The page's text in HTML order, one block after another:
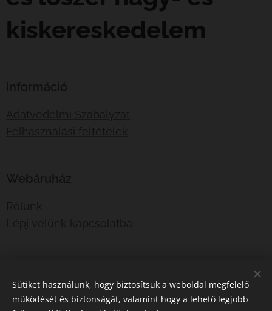
kiskereskedelem
shotboxinfo@gmail.com
Telefonszám:06707767376
Sütiket használunk, hogy biztosítsuk a weboldal megfelelő
működését és biztonságát, valamint hogy a lehető legjobb